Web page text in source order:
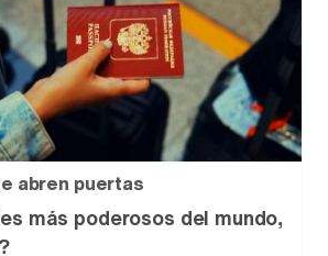
abren puertas
más poderosos del mundo,